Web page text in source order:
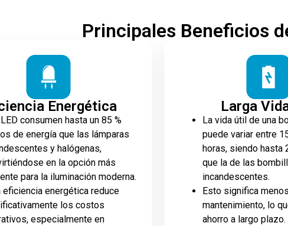
Principales Beneficios
Energética
consumen hasta un 85 %
de energía que las lámparas
y halógenas,
en la opción más
para la iluminación moderna.
eficiencia energética reduce
los costos
especialmente en
Larga
La vida útil de una
puede variar entre
horas, siendo hasta
que la de las
incandescentes.
Esto significa
mantenimiento, lo
ahorro a largo plazo.